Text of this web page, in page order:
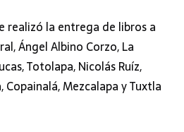
realizó la entrega de libros a
Ángel Albino Corzo, La
Totolapa, Nicolás Ruíz,
Mezcalapa y Tuxtla